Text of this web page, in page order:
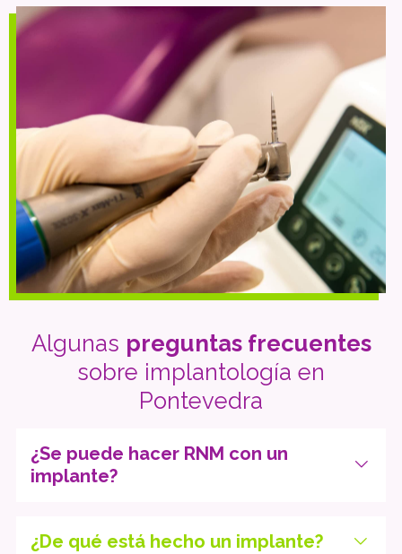
permite unagran precisión en la colocaciónde los
implantes orientados hacia una correcta rehabilitación
Algunas preguntas frecuentes
sobre implantología en
Pontevedra
¿Se puede hacer RNM con un
implante?
¿De qué está hecho un implante?